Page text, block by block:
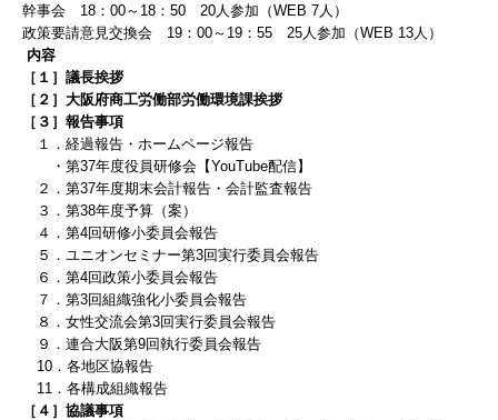
連合活動報告
労福協活動報告
政策要請
政策要請回答
政策・政治フォーラム会員紹介
役員コラム
役員用ページ
役員専用ページ
会議室予約状況
幹事会 18 ：00～ 18 ：50 20 人 参加（WEB 7 人）
政策要請意見交換会 19：00～19：55 25人参加（WEB 13人）
内容
［１］議長挨拶
［２］大阪府商工労働部労働環境課挨拶
［３］報告事項
１．経過報告・ホームページ報告
・第37年度役員研修会【YouTube配信】
２． 第37年度期末会計報告・会計監査報告
３．第38年度予算（案）
４．第4回研修小委員会報告
５．ユニオンセミナー第3回実行委員会報告
６．第4回政策小委員会報告
７．第3回組織強化小委員会報告
８．女性交流会第3回実行委員会報告
９．連合大阪第9回執行委員会報告
10．各地区協報告
11．各構成組織報告
［４］協議事項